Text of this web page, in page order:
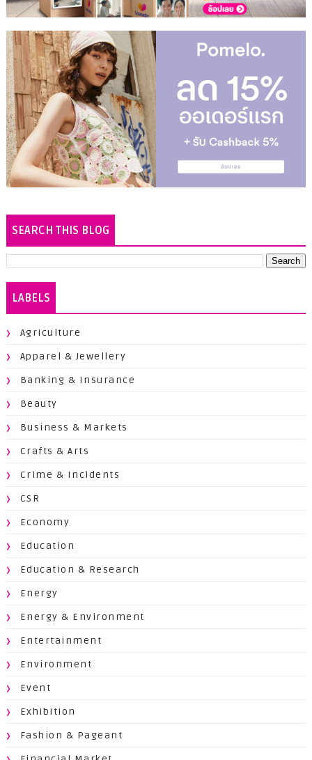
SEARCH THIS BLOG
LABELS
Agriculture
Apparel & Jewellery
Banking & Insurance
Beauty
Business & Markets
Crafts & Arts
Crime & Incidents
CSR
Economy
Education
Education & Research
Energy
Energy & Environment
Entertainment
Environment
Event
Exhibition
Fashion & Pageant